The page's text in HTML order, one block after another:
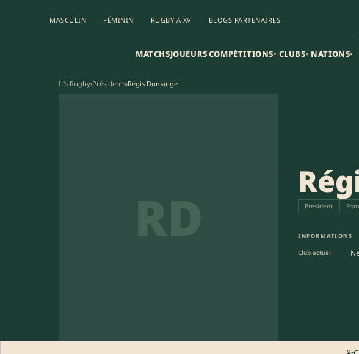
MASCULIN FÉMININ RUGBY À XV BLOGS PARTENAIRES
MATCHSJOUEURSCOMPÉTITIONS▾ CLUBS▾ NATIONS▾
It's Rugby›Présidents›Régis Dumange
RD President
INFORMATIONS
Club actuel